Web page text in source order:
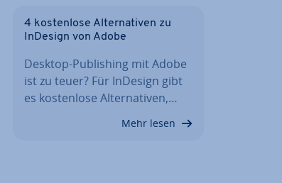
4 kos­ten­lo­se Al­ter­na­ti­ven zu
InDesign von Adobe
Desktop-Pu­bli­shing mit Adobe
ist zu teuer? Für InDesign gibt
es kos­ten­lo­se Al­ter­na­ti­ven,…
Mehr lesen